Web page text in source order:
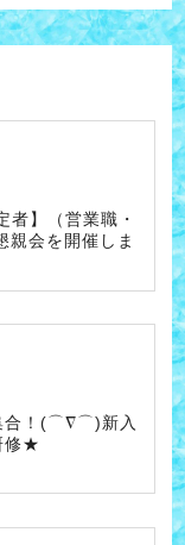
者】（営業職・
親会を開催しま
合！(⌒∇⌒)新入
修★